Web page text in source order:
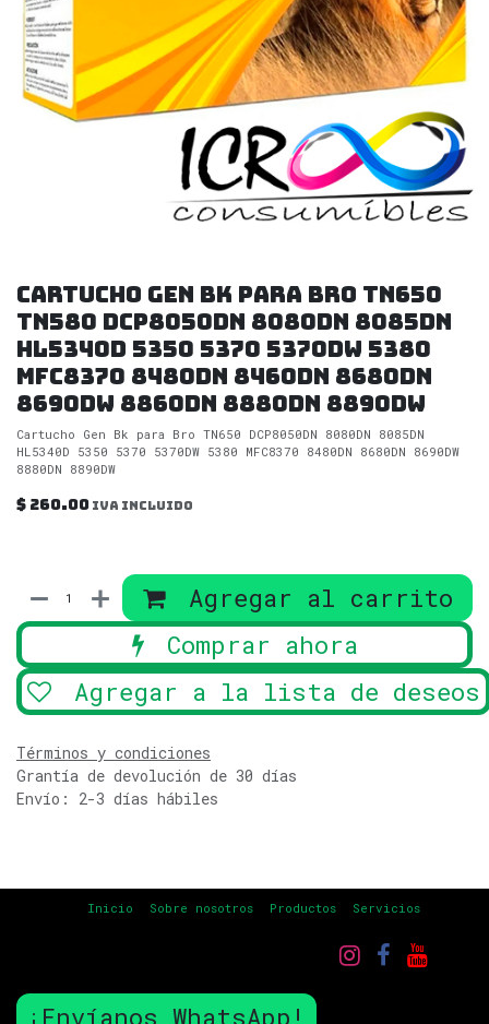
Cartucho Gen Bk para Bro TN650
TN580 DCP8050DN 8080DN 8085DN
HL5340D 5350 5370 5370DW 5380
MFC8370 8480DN 8460DN 8680DN
8690DW 8860DN 8880DN 8890DW
Cartucho Gen Bk para Bro TN650 DCP8050DN 8080DN 8085DN
HL5340D 5350 5370 5370DW 5380 MFC8370 8480DN 8680DN 8690DW
8880DN 8890DW
$ 260.00 IVA incluido
Agregar al carrito
Comprar ahora
Agregar a la lista de deseos
Términos y condiciones
Grantía de devolución de 30 días
Envío: 2-3 días hábiles
Inicio Sobre nosotros Productos Servicios
¡Envíanos WhatsApp!